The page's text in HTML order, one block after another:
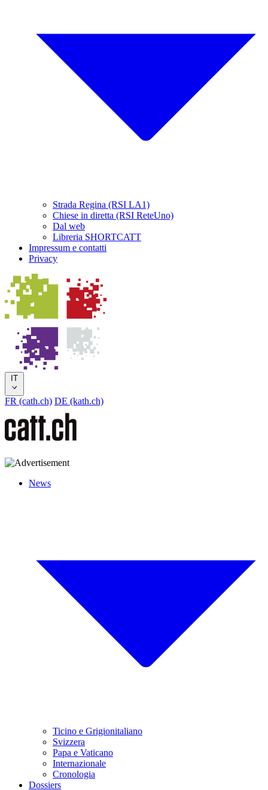
Strada Regina (RSI LA1)
Chiese in diretta (RSI ReteUno)
Dal web
Libreria SHORTCATT
Impressum e contatti
Privacy
IT
FR (cath.ch) DE (kath.ch)
News
Ticino e Grigionitaliano
Svizzera
Papa e Vaticano
Internazionale
Cronologia
Dossiers